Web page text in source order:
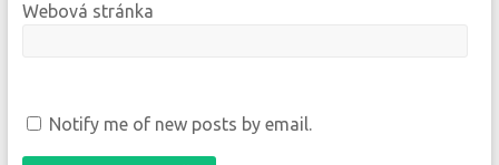
Webová stránka
Notify me of new posts by email.